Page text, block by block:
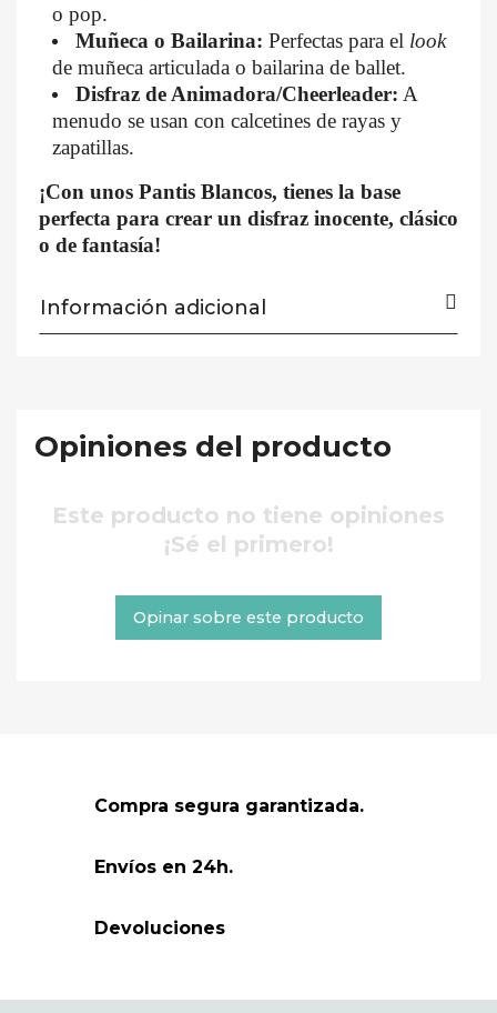
o pop.
Muñeca o Bailarina: Perfectas para el look
de muñeca articulada o bailarina de ballet.
Disfraz de Animadora/Cheerleader: A
menudo se usan con calcetines de rayas y
zapatillas.
¡Con unos Pantis Blancos, tienes la base
perfecta para crear un disfraz inocente, clásico
o de fantasía!
Información adicional
Opiniones del producto
Este producto no tiene opiniones
¡Sé el primero!
Opinar sobre este producto
Compra segura garantizada.
Envíos en 24h.
Devoluciones